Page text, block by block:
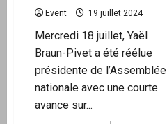
d’urne »
Event 19 juillet 2024
Mercredi 18 juillet, Yaël
Braun-Pivet a été réélue
présidente de l’Assemblée
nationale avec une courte
avance sur...